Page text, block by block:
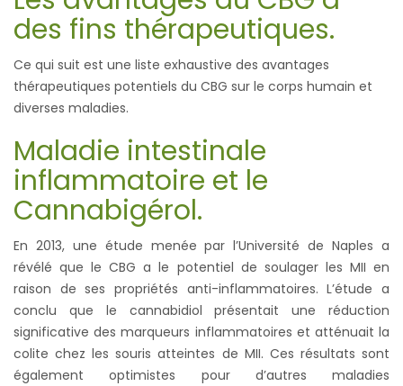
des fins thérapeutiques.
Ce qui suit est une liste exhaustive des avantages
thérapeutiques potentiels du CBG sur le corps humain et
diverses maladies.
Maladie intestinale
inflammatoire et le
Cannabigérol.
En 2013, une étude menée par l’Université de Naples a
révélé que le CBG a le potentiel de soulager les MII en
raison de ses propriétés anti-inflammatoires. L’étude a
conclu que le cannabidiol présentait une réduction
significative des marqueurs inflammatoires et atténuait la
colite chez les souris atteintes de MII. Ces résultats sont
également optimistes pour d’autres maladies